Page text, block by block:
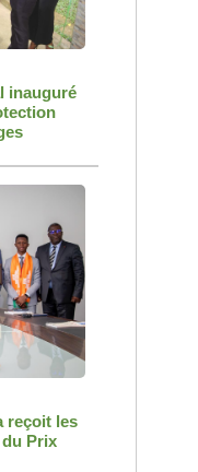
inauguré
reçoit les
du Prix